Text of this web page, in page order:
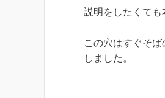
説明をしたくても
この穴はすぐそ
しました。